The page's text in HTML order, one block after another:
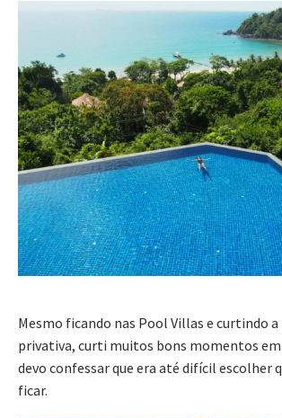
Mesmo ficando nas Pool Villas e curtindo
privativa, curti muitos bons momentos em
devo confessar que era até difícil escolher
ficar.